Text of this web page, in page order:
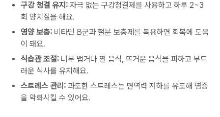
구강 청결 유지: 자극 없는 구강청결제를 사용하고 하루 2~3
회 양치질을 해요.
영양 보충: 비타민 B군과 철분 보충제를 복용하면 회복에 도움
이 돼요.
식습관 조절: 너무 맵거나 짠 음식, 뜨거운 음식을 피하고 부드
러운 식사를 유지해요.
스트레스 관리: 과도한 스트레스는 면역력 저하를 유도해 염증
을 악화시킬 수 있어요.